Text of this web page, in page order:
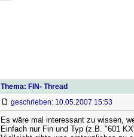
Thema: FIN- Thread
geschrieben: 10.05.2007 15:53
Es wäre mal interessant zu wissen,
Einfach nur Fin und Typ (z.B. "601